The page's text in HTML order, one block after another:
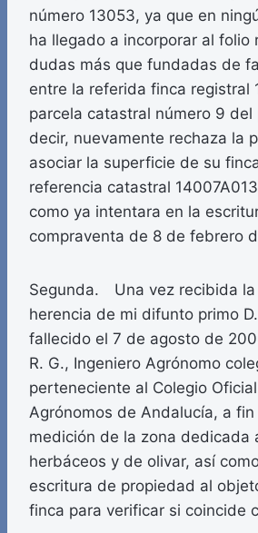
número 13053, ya que en
ha llegado a incorporar al folio
dudas más que fundadas de
entre la referida finca registral
parcela catastral número 9 del
decir, nuevamente rechaza la
asociar la superficie de su
referencia catastral
como ya intentara en la
compraventa de 8 de febrero
Segunda. Una vez recibida
herencia de mi difunto primo
fallecido el 7 de agosto de
R. G., Ingeniero Agrónomo
perteneciente al Colegio
Agrónomos de Andalucía, a
medición de la zona dedicada
herbáceos y de olivar, así
escritura de propiedad al
finca para verificar si coincide